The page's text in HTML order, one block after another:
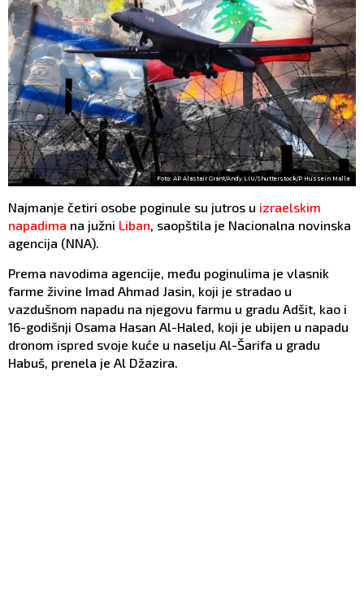
Foto: AP Alastair Grant/Andy.LIU/Shutterstock/P Hussein Malla
Najmanje četiri osobe poginule su jutros u izraelskim
napadima na južni Liban, saopštila je Nacionalna novinska
agencija (NNA).
Prema navodima agencije, među poginulima je vlasnik
farme živine Imad Ahmad Jasin, koji je stradao u
vazdušnom napadu na njegovu farmu u gradu Adšit, kao i
16-godišnji Osama Hasan Al-Haled, koji je ubijen u napadu
dronom ispred svoje kuće u naselju Al-Šarifa u gradu
Habuš, prenela je Al Džazira.